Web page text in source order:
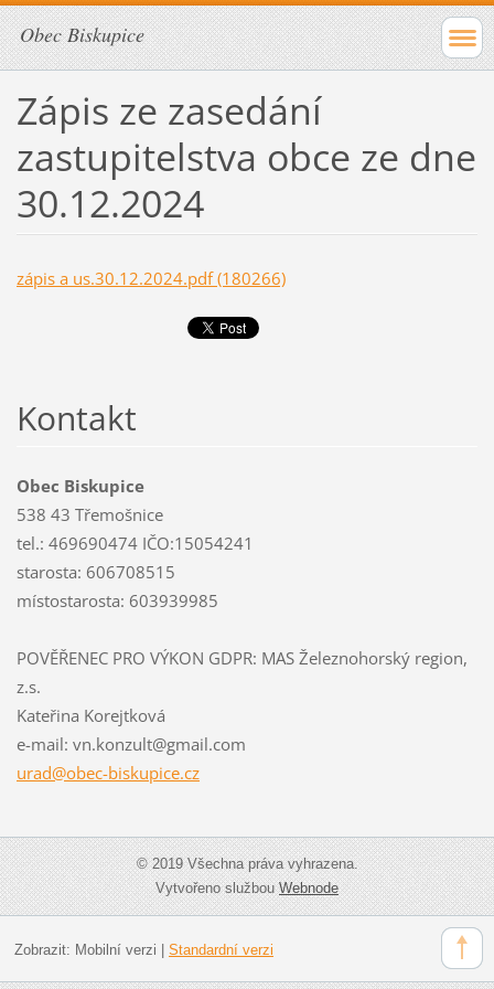
Obec Biskupice
Zápis ze zasedání
zastupitelstva obce ze dne
30.12.2024
zápis a us.30.12.2024.pdf (180266)
Kontakt
Obec Biskupice
538 43 Třemošnice
tel.: 469690474 IČO:15054241
starosta: 606708515
místostarosta: 603939985
POVĚŘENEC PRO VÝKON GDPR: MAS Železnohorský region,
z.s.
Kateřina Korejtková
e-mail: vn.konzult@gmail.com
urad@obec-biskupice.cz
© 2019 Všechna práva vyhrazena.
Vytvořeno službouWebnode
Zobrazit: Mobilní verzi | Standardní verzi